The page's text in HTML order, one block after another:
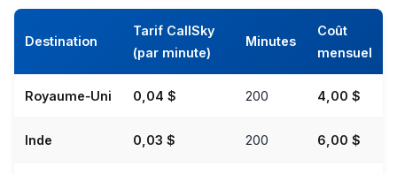
Destination
Tarif CallSky
(par minute)
Minutes
Coût
mensuel
Royaume‑Uni 0,04 $ 200 4,00 $
Inde 0,03 $ 200 6,00 $